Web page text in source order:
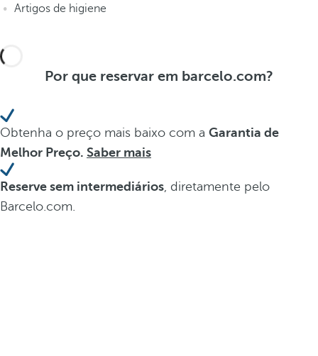
Artigos de higiene
Por que reservar em barcelo.com?
Obtenha o preço mais baixo com a Garantia de
Melhor Preço. Saber mais
Reserve sem intermediários, diretamente pelo
Barcelo.com.